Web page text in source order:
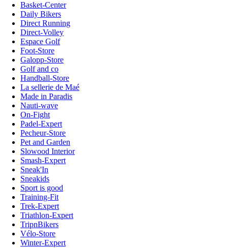
Basket-Center
Daily Bikers
Direct Running
Direct-Volley
Espace Golf
Foot-Store
Galopp-Store
Golf and co
Handball-Store
La sellerie de Maé
Made in Paradis
Nauti-wave
On-Fight
Padel-Expert
Pecheur-Store
Pet and Garden
Slowood Interior
Smash-Expert
Sneak'In
Sneakids
Sport is good
Training-Fit
Trek-Expert
Triathlon-Expert
TripnBikers
Vélo-Store
Winter-Expert